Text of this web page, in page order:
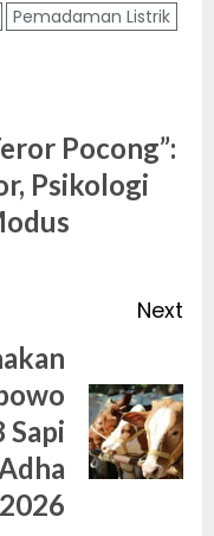
Pemadaman Listrik
Pocong”:
Psikologi
Next
2026